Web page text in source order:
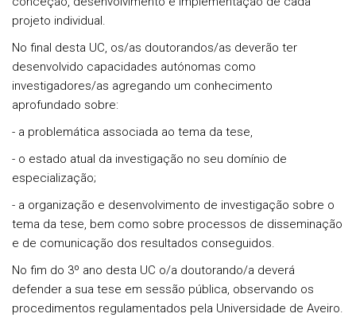
projeto individual.
No final desta UC, os/as doutorandos/as deverão ter
desenvolvido capacidades autónomas como
investigadores/as agregando um conhecimento
aprofundado sobre:
- a problemática associada ao tema da tese,
- o estado atual da investigação no seu domínio de
especialização;
- a organização e desenvolvimento de investigação sobre o
tema da tese, bem como sobre processos de disseminação
e de comunicação dos resultados conseguidos.
No fim do 3º ano desta UC o/a doutorando/a deverá
defender a sua tese em sessão pública, observando os
procedimentos regulamentados pela Universidade de Aveiro.